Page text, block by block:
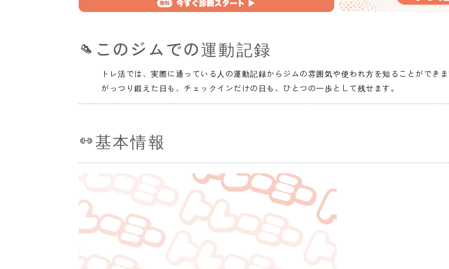
このジムでの運動記録
トレ活では、実際に通っている人の運動記録からジムの雰囲気や使われ方を知ることができ
がっつり鍛えた日も、チェックインだけの日も、ひとつの一歩として残せます。
基本情報